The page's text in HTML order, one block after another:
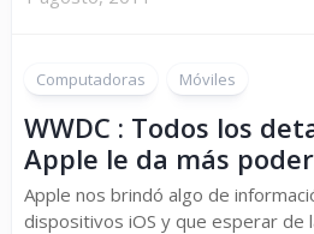
Computadoras Móviles
WWDC : Todos los
Apple le da más
Apple nos brindó algo de
dispositivos iOS y que esperar de